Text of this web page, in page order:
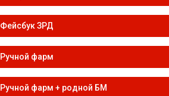
Фейсбук ЗРД
Ручной фарм
Ручной фарм + родной БМ